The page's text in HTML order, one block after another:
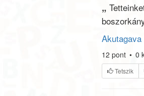
„
12 pont • 0
Tetszik